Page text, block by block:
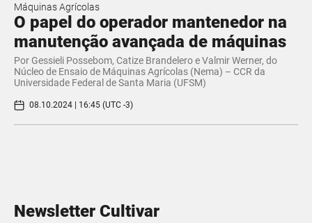
Máquinas Agrícolas
O papel do operador mantenedor na
manutenção avançada de máquinas
Por Gessieli Possebom, Catize Brandelero e Valmir Werner, do
Núcleo de Ensaio de Máquinas Agrícolas (Nema) – CCR da
Universidade Federal de Santa Maria (UFSM)
08.10.2024 | 16:45 (UTC -3)
Newsletter Cultivar